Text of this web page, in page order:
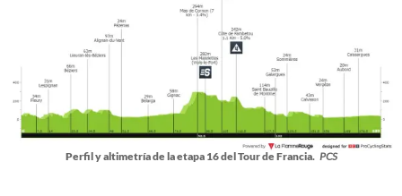
Perfil y altimetría de la etapa 16 del Tour de Francia. PCS